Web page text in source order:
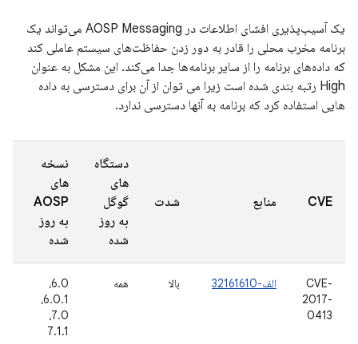
یک آسیب‌پذیری افشای اطلاعات در AOSP Messaging می‌تواند یک
برنامه مخرب محلی را قادر به دور زدن حفاظت‌های سیستم عاملی کند
که داده‌های برنامه را از سایر برنامه‌ها جدا می‌کند. این مشکل به عنوان
High رتبه بندی شده است زیرا می توان از آن برای دسترسی به داده
هایی استفاده کرد که برنامه به آنها دسترسی ندارد.
CVE منابع شدت
دستگاه
های
گوگل
به روز
شده
نسخه
های
AOSP
به روز
شده
CVE-
2017-
0413
الف-32161610 بالا همه
6.0،
6.0.1،
7.0،
7.1.1